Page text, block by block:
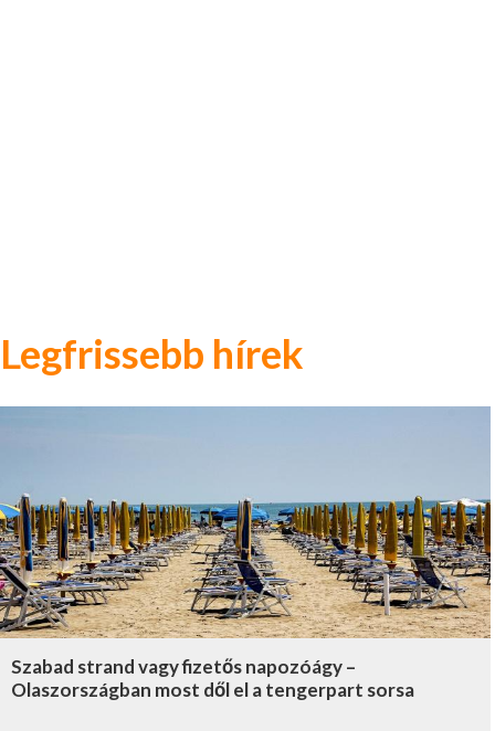
Legfrissebb hírek
Szabad strand vagy fizetős napozóágy –
Olaszországban most dől el a tengerpart sorsa